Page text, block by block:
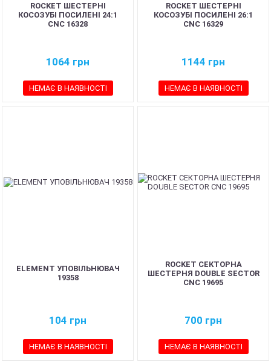
ROCKET ШЕСТЕРНІ
КОСОЗУБІ ПОСИЛЕНІ 24:1
CNC 16328
1064 грн
НЕМАЄ В НАЯВНОСТІ
ROCKET ШЕСТЕРНІ
КОСОЗУБІ ПОСИЛЕНІ 26:1
CNC 16329
1144 грн
НЕМАЄ В НАЯВНОСТІ
ELEMENT УПОВІЛЬНЮВАЧ
19358
104 грн
НЕМАЄ В НАЯВНОСТІ
ROCKET СЕКТОРНА
ШЕСТЕРНЯ DOUBLE SECTOR
CNC 19695
700 грн
НЕМАЄ В НАЯВНОСТІ